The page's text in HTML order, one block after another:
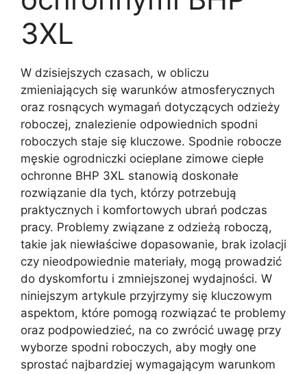
3XL
W dzisiejszych czasach, w obliczu
zmieniających się warunków atmosferycznych
oraz rosnących wymagań dotyczących odzieży
roboczej, znalezienie odpowiednich spodni
roboczych staje się kluczowe. Spodnie robocze
męskie ogrodniczki ocieplane zimowe ciepłe
ochronne BHP 3XL stanowią doskonałe
rozwiązanie dla tych, którzy potrzebują
praktycznych i komfortowych ubrań podczas
pracy. Problemy związane z odzieżą roboczą,
takie jak niewłaściwe dopasowanie, brak izolacji
czy nieodpowiednie materiały, mogą prowadzić
do dyskomfortu i zmniejszonej wydajności. W
niniejszym artykule przyjrzymy się kluczowym
aspektom, które pomogą rozwiązać te problemy
oraz podpowiedzieć, na co zwrócić uwagę przy
wyborze spodni roboczych, aby mogły one
sprostać najbardziej wymagającym warunkom